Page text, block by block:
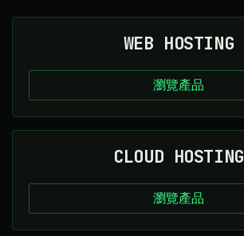
WEB HOSTING
瀏覽產品
CLOUD HOSTING
瀏覽產品